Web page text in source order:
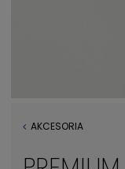
AKCESORIA